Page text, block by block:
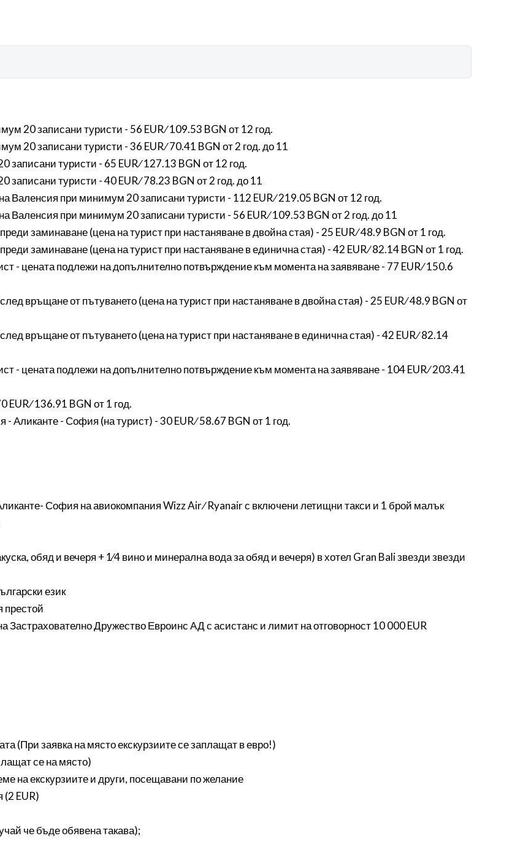
20 записани туристи - 56 EUR ∕ 109.53 BGN от 12 год.
20 записани туристи - 36 EUR ∕ 70.41 BGN от 2 год. до 11
туристи - 65 EUR ∕ 127.13 BGN от 12 год.
туристи - 40 EUR ∕ 78.23 BGN от 2 год. до 11
Валенсия при минимум 20 записани туристи - 112 EUR ∕ 219.05 BGN от 12 год.
Валенсия при минимум 20 записани туристи - 56 EUR ∕ 109.53 BGN от 2 год. до 11
заминаване (цена на турист при настаняване в двойна стая) - 25 EUR ∕ 48.9 BGN от 1 год.
заминаване (цена на турист при настаняване в единична стая) - 42 EUR ∕ 82.14 BGN от 1 год.
- цената подлежи на допълнително потвърждение към момента на заявяване - 77 EUR ∕ 150.6
връщане от пътуването (цена на турист при настаняване в двойна стая) - 25 EUR ∕ 48.9 BGN от
връщане от пътуването (цена на турист при настаняване в единична стая) - 42 EUR ∕ 82.14
- цената подлежи на допълнително потвърждение към момента на заявяване - 104 EUR ∕ 203.41
∕ 136.91 BGN от 1 год.
- София (на турист) - 30 EUR ∕ 58.67 BGN от 1 год.
София на авиокомпания Wizz Air ∕ Ryanair с включени летищни такси и 1 брой малък
обяд и вечеря + 1∕4 вино и минерална вода за обяд и вечеря) в хотел Gran Bali звезди звезди
език
престой
Дружество Евроинс АД с асистанс и лимит на отговорност 10 000 EUR
(При заявка на място екскурзиите се заплащат в евро!)
се на място)
на екскурзиите и други, посещавани по желание
(2 EUR)
че бъде обявена такава);